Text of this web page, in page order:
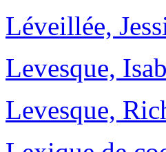
Léveillée,
Levesque,
Levesque,